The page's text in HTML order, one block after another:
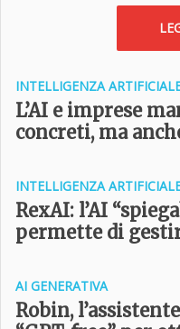
INTELLIGENZA
L’AI e imprese
concreti, ma
INTELLIGENZA
RexAI: l’AI
permette di
AI GENERATIVA
Robin,